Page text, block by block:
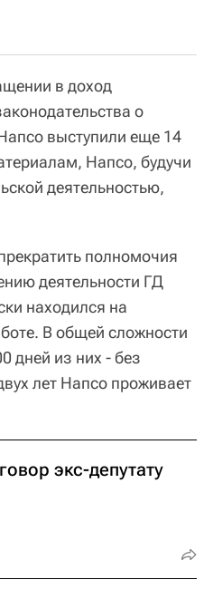
в доход
о
выступили еще 14
Напсо, будучи
деятельностью,
полномочия
деятельности ГД
находился на
В общей сложности
дней из них - без
лет Напсо проживает
экс-депутату